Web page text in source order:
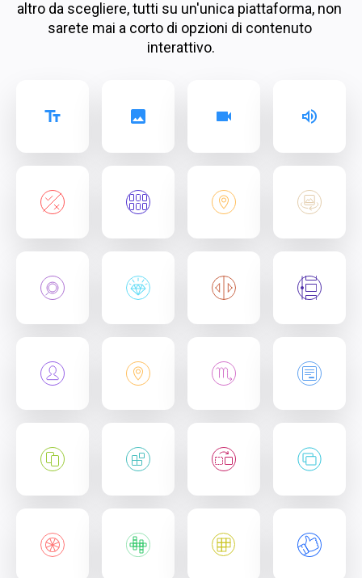
altro da scegliere, tutti su un'unica piattaforma, non
sarete mai a corto di opzioni di contenuto
interattivo.